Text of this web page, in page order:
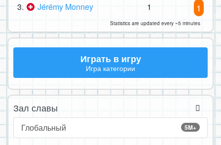
3. Jérémy Monney 1 1
Statistics are updated every ~5 minutes
Играть в игру
Игра категории
Зал славы
5M+
Глобальный